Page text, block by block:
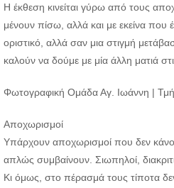
Η έκθεση κινείται γύρω από τους
μένουν πίσω, αλλά και με εκείνα που
οριστικό, αλλά σαν μια στιγμή
καλούν να δούμε με μία άλλη ματιά
Φωτογραφική Ομάδα Αγ. Ιωάννη |
Αποχωρισμοί
Υπάρχουν αποχωρισμοί που δεν
απλώς συμβαίνουν. Σιωπηλοί,
Κι όμως, στο πέρασμά τους τίποτα δεν